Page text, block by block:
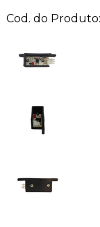
Cod. do